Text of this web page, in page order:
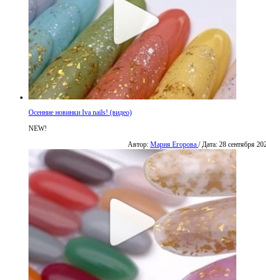
Осенние новинки Iva nails! (видео)
NEW!
Автор: Мария Егорова / Дата: 28 сентября